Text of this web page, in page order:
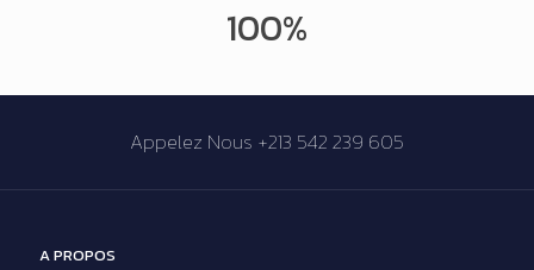
100%
Appelez Nous +213 542 239 605
A PROPOS